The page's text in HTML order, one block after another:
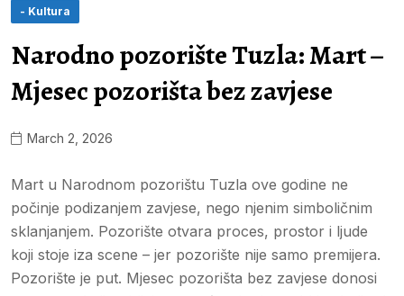
- Kultura
Narodno pozorište Tuzla: Mart –
Mjesec pozorišta bez zavjese
March 2, 2026
Mart u Narodnom pozorištu Tuzla ove godine ne
počinje podizanjem zavjese, nego njenim simboličnim
sklanjanjem. Pozorište otvara proces, prostor i ljude
koji stoje iza scene – jer pozorište nije samo premijera.
Pozorište je put. Mjesec pozorišta bez zavjese donosi